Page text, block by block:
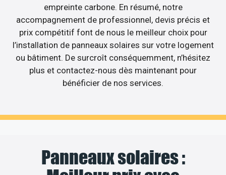
empreinte carbone. En résumé, notre
accompagnement de professionnel, devis précis et
prix compétitif font de nous le meilleur choix pour
l’installation de panneaux solaires sur votre logement
ou bâtiment. De surcroît conséquemment, n’hésitez
plus et contactez-nous dès maintenant pour
bénéficier de nos services.
Panneaux solaires :